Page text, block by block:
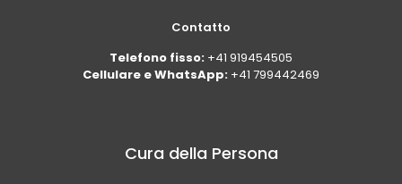
Contatto
Telefono fisso: +41 919454505
Cellulare e WhatsApp: +41 799442469
Cura della Persona